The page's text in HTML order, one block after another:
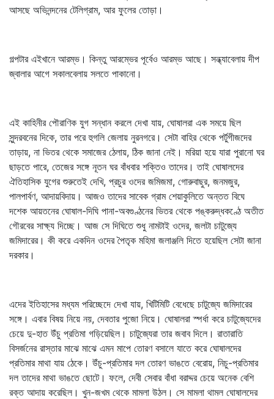
আসছে অভিনন্দনের টেলিগ্রাম, আর ফুলের তোড়া।
গল্পটার এইখানে আরম্ভ। কিন্তু আরম্ভের পূর্বেও আরম্ভ আছে। সন্ধ্যাবেলায় দীপ
জ্বালার আগে সকালবেলায় সলতে পাকানো।
এই কাহিনীর পৌরাণিক যুগ সন্ধান করলে দেখা যায়, ঘোষালরা এক সময়ে ছিল
সুন্দরবনের দিকে, তার পরে হুগলি জেলায় নুরনগরে। সেটা বাহির থেকে পর্টুগীজদের
তাড়ায়, না ভিতর থেকে সমাজের ঠেলায়, ঠিক জানা নেই। মরিয়া হয়ে যারা পুরানো ঘর
ছাড়তে পারে, তেজের সঙ্গে নূতন ঘর বাঁধবার শক্তিও তাদের। তাই ঘোষালদের
ঐতিহাসিক যুগের শুরুতেই দেখি, প্রচুর ওদের জমিজমা, গোরুবাছুর, জনমজুর,
পালপার্বণ, আদায়বিদায়। আজও তাদের সাবেক গ্রাম শেয়াকুলিতে অন্তত বিঘে
দশেক আয়তনের ঘোষাল-দিঘি পানা-অবগুণ্ঠনের ভিতর থেকে পঙ্করুদ্ধকণ্ঠে অতীত
গৌরবের সাক্ষ্য দিচ্ছে। আজ সে দিঘিতে শুধু নামটাই ওদের, জলটা চাটুজ্যে
জমিদারের। কী করে একদিন ওদের পৈতৃক মহিমা জলাঞ্জলি দিতে হয়েছিল সেটা জানা
দরকার।
এদের ইতিহাসের মধ্যম পরিচ্ছেদে দেখা যায়, খিটিমিটি বেধেছে চাটুজ্যে জমিদারের
সঙ্গে। এবার বিষয় নিয়ে নয়, দেবতার পুজো নিয়ে। ঘোষালরা স্পর্ধা করে চাটুজ্যেদের
চেয়ে দু-হাত উঁচু প্রতিমা গড়িয়েছিল। চাটুজ্যেরা তার জবাব দিলে। রাতারাতি
বিসর্জনের রাস্তার মাঝে মাঝে এমন মাপে তোরণ বসালে যাতে করে ঘোষালদের
প্রতিমার মাথা যায় ঠেকে। উঁচু-প্রতিমার দল তোরণ ভাঙতে বেরোয়, নিচু-প্রতিমার
দল তাদের মাথা ভাঙতে ছোটে। ফলে, দেবী সেবার বাঁধা বরাদ্দর চেয়ে অনেক বেশি
রক্ত আদায় করেছিল। খুন-জখম থেকে মামলা উঠল। সে মামলা থামল ঘোষালদের